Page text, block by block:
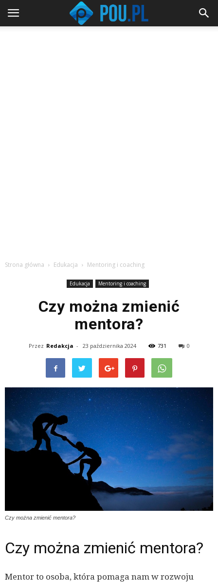
Strona główna Edukacja Mentoring i coaching
Edukacja Mentoring i coaching
Czy można zmienić
mentora?
Przez Redakcja - 23 października 2024 731 0
Czy można zmienić mentora?
Czy można zmienić mentora?
Mentor to osoba, która pomaga nam w rozwoju